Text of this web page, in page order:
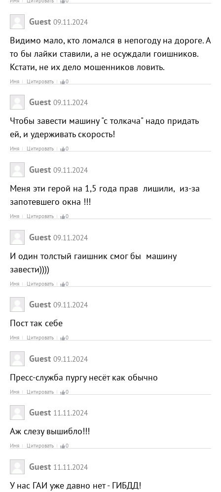
Guest 09.11.2024
Видимо мало, кто ломался в непогоду на дороге. А
то бы лайки ставили, а не осуждали гоишников.
Кстати, не их дело мошенников ловить.
Имя Цитировать 0
Guest 09.11.2024
Чтобы завести машину "с толкача" надо придать
ей, и удерживать скорость!
Имя Цитировать 0
Guest 09.11.2024
Меня эти герой на 1,5 года прав лишили, из-за
запотевшего окна !!!
Имя Цитировать 0
Guest 09.11.2024
И один толстый гаишник смог бы машину
завести))))
Имя Цитировать 0
Guest 09.11.2024
Пост так себе
Имя Цитировать 0
Guest 09.11.2024
Пресс-служба пургу несёт как обычно
Имя Цитировать 0
Guest 11.11.2024
Аж слезу вышибло!!!
Имя Цитировать 0
Guest 11.11.2024
У нас ГАИ уже давно нет - ГИБДД!